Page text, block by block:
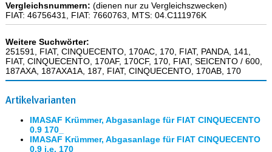
Vergleichsnummern: (dienen nur zu Vergleichszwecken)
FIAT: 46756431, FIAT: 7660763, MTS: 04.C111976K
Weitere Suchwörter:
251591, FIAT, CINQUECENTO, 170AC, 170, FIAT, PANDA, 141,
FIAT, CINQUECENTO, 170AF, 170CF, 170, FIAT, SEICENTO / 600,
187AXA, 187AXA1A, 187, FIAT, CINQUECENTO, 170AB, 170
Artikelvarianten
IMASAF Krümmer, Abgasanlage für FIAT CINQUECENTO
0.9 170_
IMASAF Krümmer, Abgasanlage für FIAT CINQUECENTO
0.9 i.e. 170_